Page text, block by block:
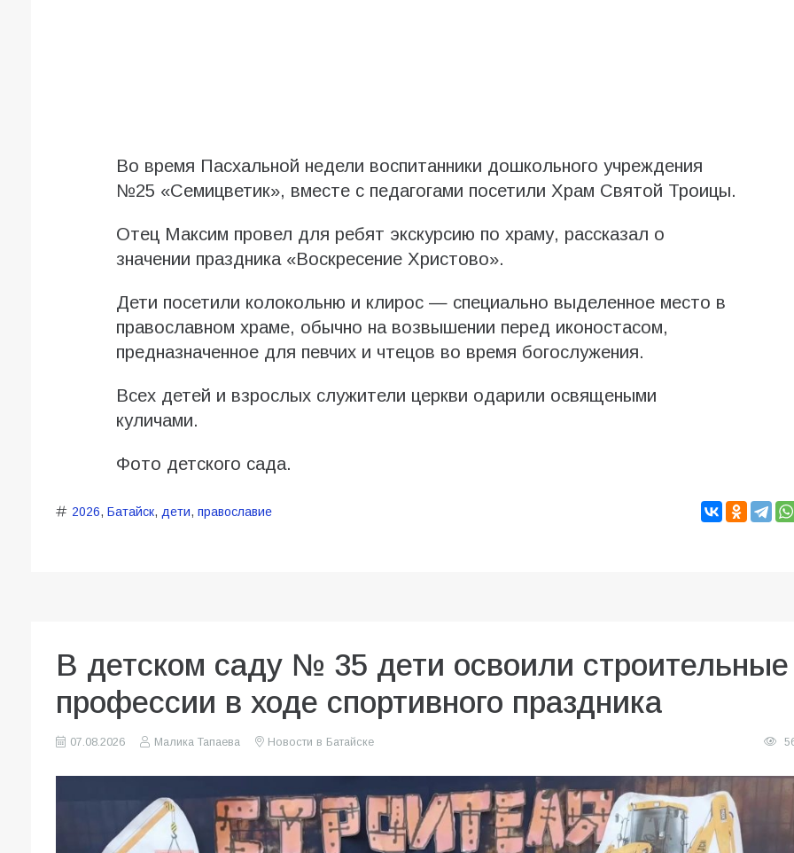
Во время Пасхальной недели воспитанники дошкольного учреждения
№25 «Семицветик», вместе с педагогами посетили Храм Святой Троицы.
Отец Максим провел для ребят экскурсию по храму, рассказал о
значении праздника «Воскресение Христово».
Дети посетили колокольню и клирос — специально выделенное место в
православном храме, обычно на возвышении перед иконостасом,
предназначенное для певчих и чтецов во время богослужения.
Всех детей и взрослых служители церкви одарили освящеными
куличами.
Фото детского сада.
2026, Батайск, дети, православие
В детском саду № 35 дети освоили строительные
профессии в ходе спортивного праздника
07.08.2026 Малика Тапаева Новости в Батайске